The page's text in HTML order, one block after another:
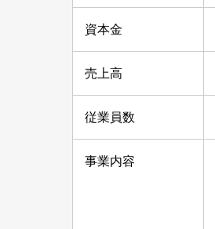
資本金
売上高
従業員数
事業内容